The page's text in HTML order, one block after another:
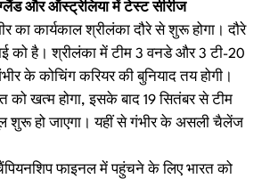
और ऑस्ट्रेलिया में टेस्ट सीरीज
का कार्यकाल श्रीलंका दौरे से शुरू होगा। दौरे
को है। श्रीलंका में टीम 3 वनडे और 3 टी-20
के कोचिंग करियर की बुनियाद तय होगी।
को खत्म होगा, इसके बाद 19 सितंबर से टीम
शुरू हो जाएगा। यहीं से गंभीर के असली चैलेंज
फाइनल में पहुंचने के लिए भारत को